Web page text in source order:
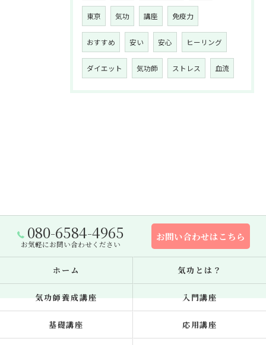
東京 気功 講座 免疫力
おすすめ 安い 安心 ヒーリング
ダイエット 気功師 ストレス 血流
080-6584-4965
お気軽にお問い合わせください
お問い合わせはこちら
ホーム 気功とは？
気功師養成講座 入門講座
基礎講座 応用講座